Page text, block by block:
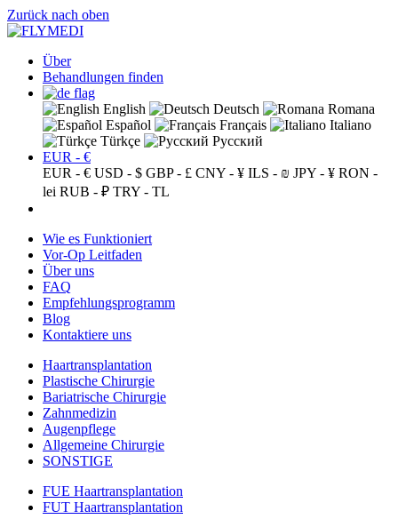
Zurück nach oben
Über
Behandlungen finden
English Deutsch
Romana
Español
Français
Italiano
Türkçe
Русский
EUR - €
EUR - € USD - $ GBP - £ CNY - ¥ ILS - ₪ JPY - ¥ RON -
lei RUB - ₽ TRY - TL
Wie es Funktioniert
Vor-Op Leitfaden
Über uns
FAQ
Empfehlungsprogramm
Blog
Kontaktiere uns
Haartransplantation
Plastische Chirurgie
Bariatrische Chirurgie
Zahnmedizin
Augenpflege
Allgemeine Chirurgie
SONSTIGE
FUE Haartransplantation
FUT Haartransplantation